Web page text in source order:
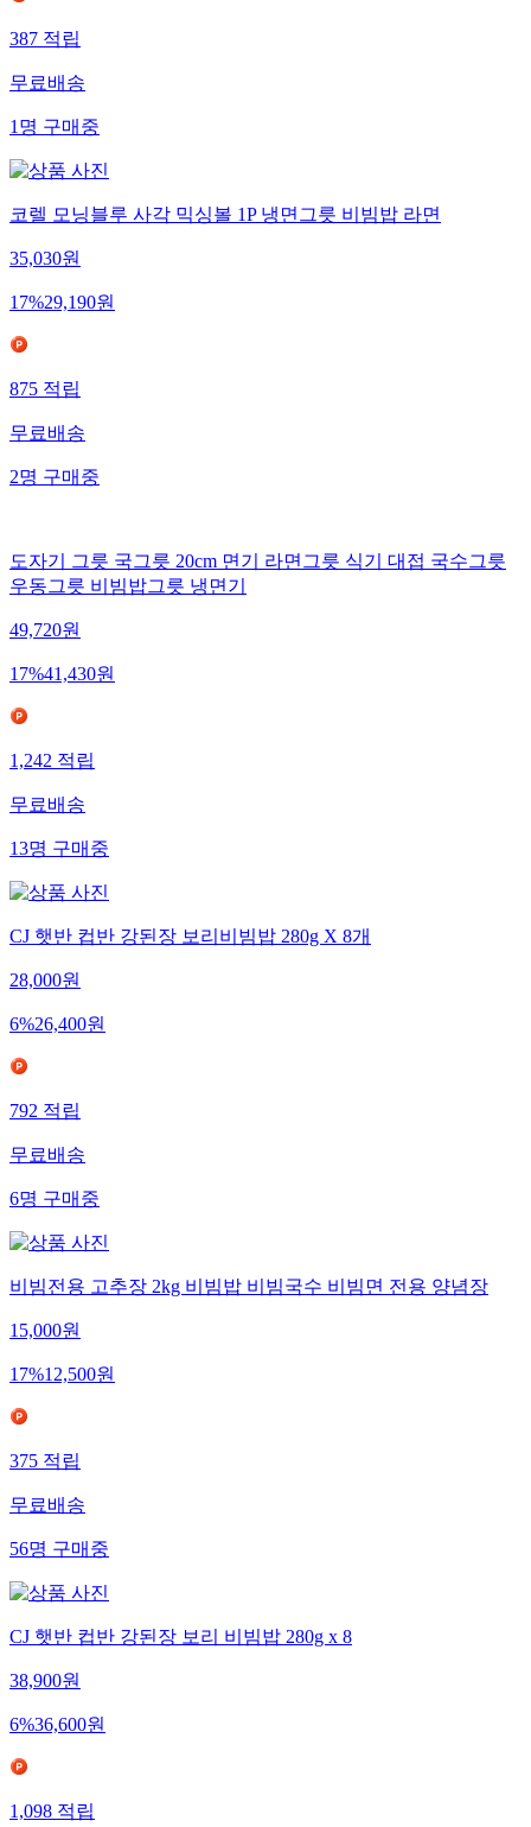
387적립
무료배송
1명구매중
코렐 모닝블루 사각 믹싱볼 1P 냉면그릇 비빔밥 라면
35,030원
17%29,190원
875적립
무료배송
2명구매중
도자기 그릇 국그릇 20cm 면기 라면그릇 식기 대접 국수그릇
우동그릇 비빔밥그릇 냉면기
49,720원
17%41,430원
1,242적립
무료배송
13명구매중
CJ 햇반 컵반 강된장 보리비빔밥 280g X 8개
28,000원
6%26,400원
792적립
무료배송
6명구매중
비빔전용 고추장 2kg 비빔밥 비빔국수 비빔면 전용 양념장
15,000원
17%12,500원
375적립
무료배송
56명구매중
CJ 햇반 컵반 강된장 보리 비빔밥 280g x 8
38,900원
6%36,600원
1,098적립